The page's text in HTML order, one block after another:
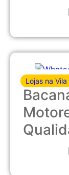
Lojas na Vila